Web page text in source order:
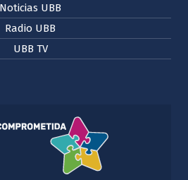
Noticias UBB
Radio UBB
UBB TV